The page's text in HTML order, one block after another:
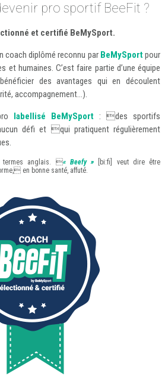
pro sportif BeeFit ?
et certifié BeMySport.
coach diplômé reconnu par BeMySportpour
et humaines. C’est faire partie d’une équipe
des avantages qui en découlent
accompagnement…).
labellisé BeMySport: des sportifs
défi et qui pratiquent régulièrement
termes anglais. « Beefy »
[bi:fi] veut dire être
en bonne santé, affuté.